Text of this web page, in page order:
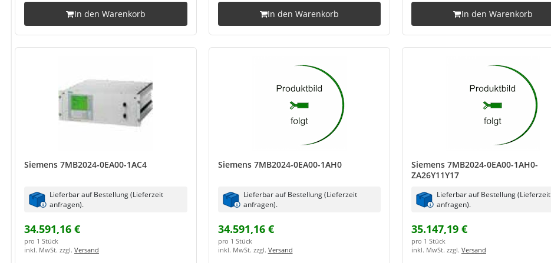
In den Warenkorb In den Warenkorb In den Warenkorb
Siemens 7MB2024-0EA00-1AC4
Lieferbar auf Bestellung (Lieferzeit
anfragen).
34.591,16 €
pro 1 Stück
inkl. MwSt. zzgl. Versand
Siemens 7MB2024-0EA00-1AH0
Lieferbar auf Bestellung (Lieferzeit
anfragen).
34.591,16 €
pro 1 Stück
inkl. MwSt. zzgl. Versand
Siemens 7MB2024-0EA00-1AH0-
ZA26Y11Y17
Lieferbar auf Bestellung (Lieferzeit
anfragen).
35.147,19 €
pro 1 Stück
inkl. MwSt. zzgl. Versand